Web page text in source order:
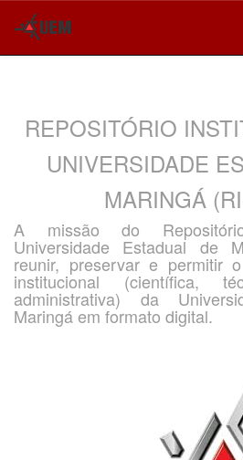
REPOSITÓRIO
UNIVERSIDADE
MARINGÁ
A missão do
Universidade Estadual de
reunir, preservar e permitir
institucional (científica,
administrativa) da
Maringá em formato digital.